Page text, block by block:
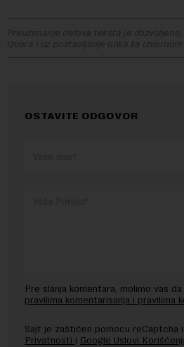
Preuzimanje delova teksta je
izvora i uz postavljanje linka ka
OSTAVITE ODGOVOR
Pre slanja komentara, molimo vas
pravilima komentarisanja i pravilima
Sajt je zaštićen pomocu reCaptcha i
Privatnosti i Google Uslovi